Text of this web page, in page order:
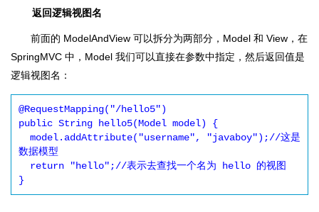
返回逻辑视图名
前面的 ModelAndView 可以拆分为两部分，Model 和 View，在
SpringMVC 中，Model 我们可以直接在参数中指定，然后返回值是
逻辑视图名：
@RequestMapping("/hello5")
public String hello5(Model model) {
数据模型
}